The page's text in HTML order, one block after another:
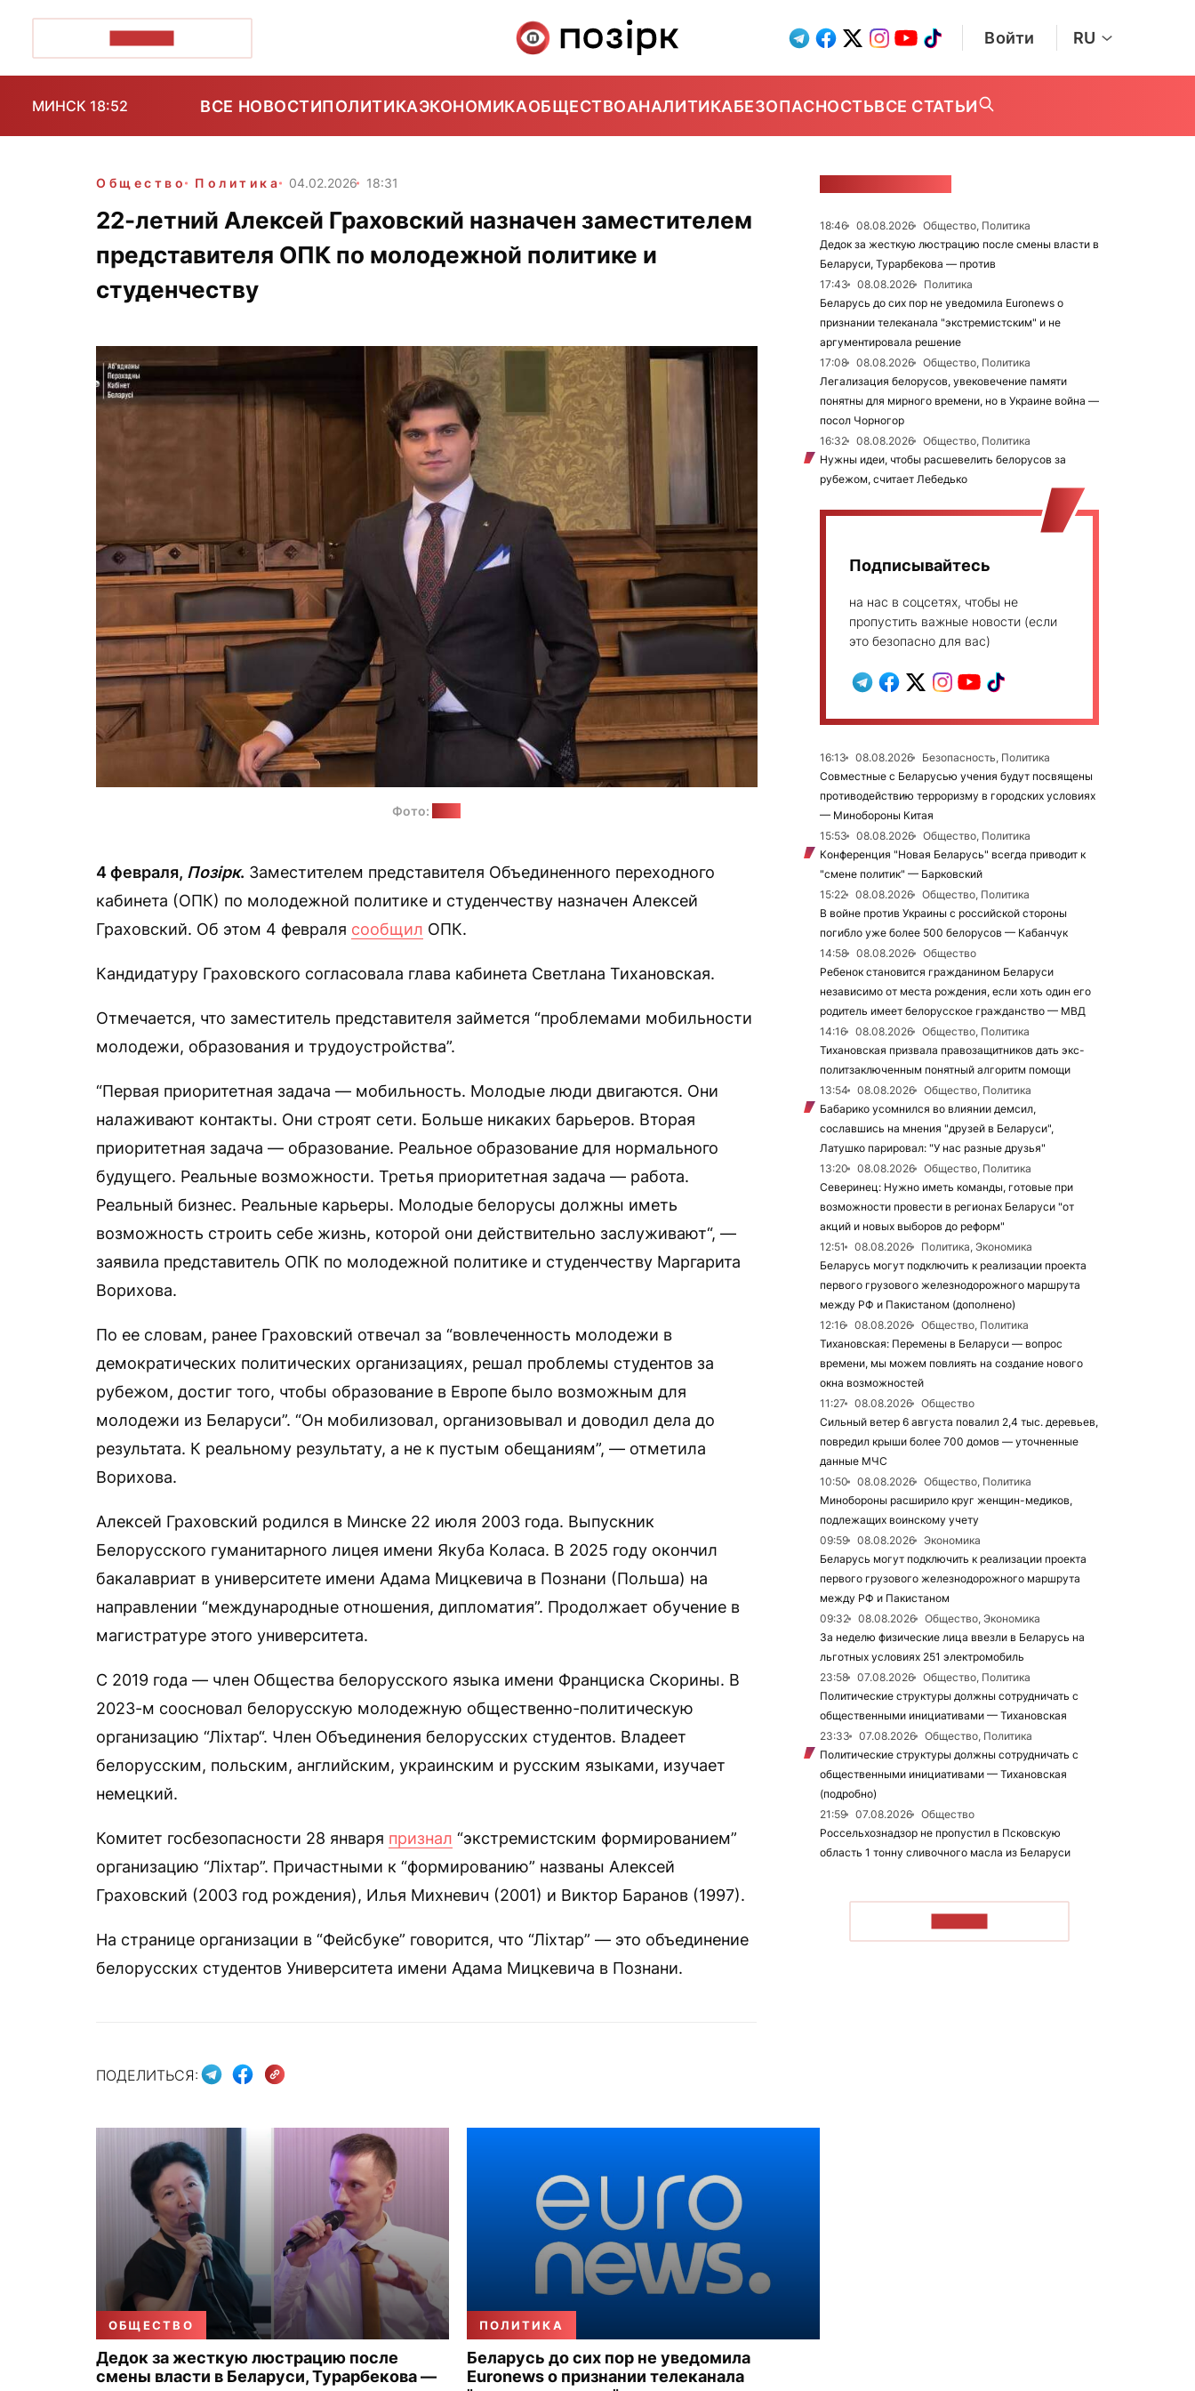
Войти RU
МИНСК 18:52 ВСЕ НОВОСТИПОЛИТИКАЭКОНОМИКАОБЩЕСТВОАНАЛИТИКАБЕЗОПАСНОСТЬВСЕ СТАТЬИ
Общество Политика 04.02.2026 18:31
22-летний Алексей Граховский назначен заместителем
представителя ОПК по молодежной политике и
студенчеству
Фото:
4 февраля, Позірк. Заместителем представителя Объединенного переходного
кабинета (ОПК) по молодежной политике и студенчеству назначен Алексей
Граховский. Об этом 4 февраля сообщил ОПК.
Кандидатуру Граховского согласовала глава кабинета Светлана Тихановская.
Отмечается, что заместитель представителя займется “проблемами мобильности
молодежи, образования и трудоустройства”.
“Первая приоритетная задача — мобильность. Молодые люди двигаются. Они
налаживают контакты. Они строят сети. Больше никаких барьеров. Вторая
приоритетная задача — образование. Реальное образование для нормального
будущего. Реальные возможности. Третья приоритетная задача — работа.
Реальный бизнес. Реальные карьеры. Молодые белорусы должны иметь
возможность строить себе жизнь, которой они действительно заслуживают“, —
заявила представитель ОПК по молодежной политике и студенчеству Маргарита
Ворихова.
По ее словам, ранее Граховский отвечал за “вовлеченность молодежи в
демократических политических организациях, решал проблемы студентов за
рубежом, достиг того, чтобы образование в Европе было возможным для
молодежи из Беларуси”. “Он мобилизовал, организовывал и доводил дела до
результата. К реальному результату, а не к пустым обещаниям”, — отметила
Ворихова.
Алексей Граховский родился в Минске 22 июля 2003 года. Выпускник
Белорусского гуманитарного лицея имени Якуба Коласа. В 2025 году окончил
бакалавриат в университете имени Адама Мицкевича в Познани (Польша) на
направлении “международные отношения, дипломатия”. Продолжает обучение в
магистратуре этого университета.
С 2019 года — член Общества белорусского языка имени Франциска Скорины. В
2023-м соосновал белорусскую молодежную общественно-политическую
организацию “Ліхтар“. Член Объединения белорусских студентов. Владеет
белорусским, польским, английским, украинским и русским языками, изучает
немецкий.
Комитет госбезопасности 28 января признал “экстремистским формированием”
организацию “Ліхтар”. Причастными к “формированию” названы Алексей
Граховский (2003 год рождения), Илья Михневич (2001) и Виктор Баранов (1997).
На странице организации в “Фейсбуке” говорится, что “Ліхтар” — это объединение
белорусских студентов Университета имени Адама Мицкевича в Познани.
ПОДЕЛИТЬСЯ:
ОБЩЕСТВО
Дедок за жесткую люстрацию после
смены власти в Беларуси, Турарбекова —
ПОЛИТИКА
Беларусь до сих пор не уведомила
Euronews о признании телеканала
18:46 08.08.2026
Общество, Политика
Дедок за жесткую люстрацию после смены власти в
Беларуси, Турарбекова — против
17:43
08.08.2026
Политика
Беларусь до сих пор не уведомила Euronews о
признании телеканала "экстремистским" и не
аргументировала решение
17:08
08.08.2026
Общество, Политика
Легализация белорусов, увековечение памяти
понятны для мирного времени, но в Украине война —
посол Чорногор
16:32
08.08.2026
Общество, Политика
Нужны идеи, чтобы расшевелить белорусов за
рубежом, считает Лебедько
Подписывайтесь
на нас в соцсетях, чтобы не
пропустить важные новости (если
это безопасно для вас)
16:13 08.08.2026
Безопасность, Политика
Совместные с Беларусью учения будут посвящены
противодействию терроризму в городских условиях
— Минобороны Китая
15:53
08.08.2026
Общество, Политика
Конференция "Новая Беларусь" всегда приводит к
"смене политик" — Барковский
15:22
08.08.2026
Общество, Политика
В войне против Украины с российской стороны
погибло уже более 500 белорусов — Кабанчук
14:58
08.08.2026
Общество
Ребенок становится гражданином Беларуси
независимо от места рождения, если хоть один его
родитель имеет белорусское гражданство — МВД
14:16
08.08.2026
Общество, Политика
Тихановская призвала правозащитников дать экс-
политзаключенным понятный алгоритм помощи
13:54
08.08.2026
Общество, Политика
Бабарико усомнился во влиянии демсил,
сославшись на мнения "друзей в Беларуси",
Латушко парировал: "У нас разные друзья"
13:20
08.08.2026
Общество, Политика
Северинец: Нужно иметь команды, готовые при
возможности провести в регионах Беларуси "от
акций и новых выборов до реформ"
12:51
08.08.2026
Политика, Экономика
Беларусь могут подключить к реализации проекта
первого грузового железнодорожного маршрута
между РФ и Пакистаном (дополнено)
12:16
08.08.2026
Общество, Политика
Тихановская: Перемены в Беларуси — вопрос
времени, мы можем повлиять на создание нового
окна возможностей
11:27
08.08.2026
Общество
Сильный ветер 6 августа повалил 2,4 тыс. деревьев,
повредил крыши более 700 домов — уточненные
данные МЧС
10:50
08.08.2026
Общество, Политика
Минобороны расширило круг женщин-медиков,
подлежащих воинскому учету
09:59
08.08.2026
Экономика
Беларусь могут подключить к реализации проекта
первого грузового железнодорожного маршрута
между РФ и Пакистаном
09:32
08.08.2026
Общество, Экономика
За неделю физические лица ввезли в Беларусь на
льготных условиях 251 электромобиль
23:58
07.08.2026
Общество, Политика
Политические структуры должны сотрудничать с
общественными инициативами — Тихановская
23:33
07.08.2026
Общество, Политика
Политические структуры должны сотрудничать с
общественными инициативами — Тихановская
(подробно)
21:59
07.08.2026
Общество
Россельхознадзор не пропустил в Псковскую
область 1 тонну сливочного масла из Беларуси